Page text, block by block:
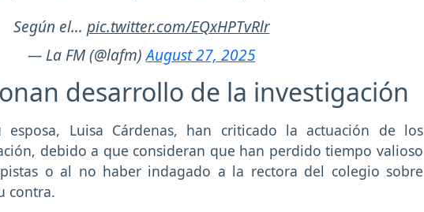
Según el… pic.twitter.com/EQxHPTvRlr
— La FM (@lafm)August 27, 2025
desarrollo de la investigación
Luisa Cárdenas, han criticado la actuación de los
debido a que consideran que han perdido tiempo valioso
o al no haber indagado a la rectora del colegio sobre
contra.